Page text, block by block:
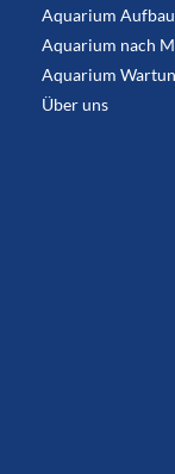
Aquarium
Aquarium nach
Aquarium
Über uns